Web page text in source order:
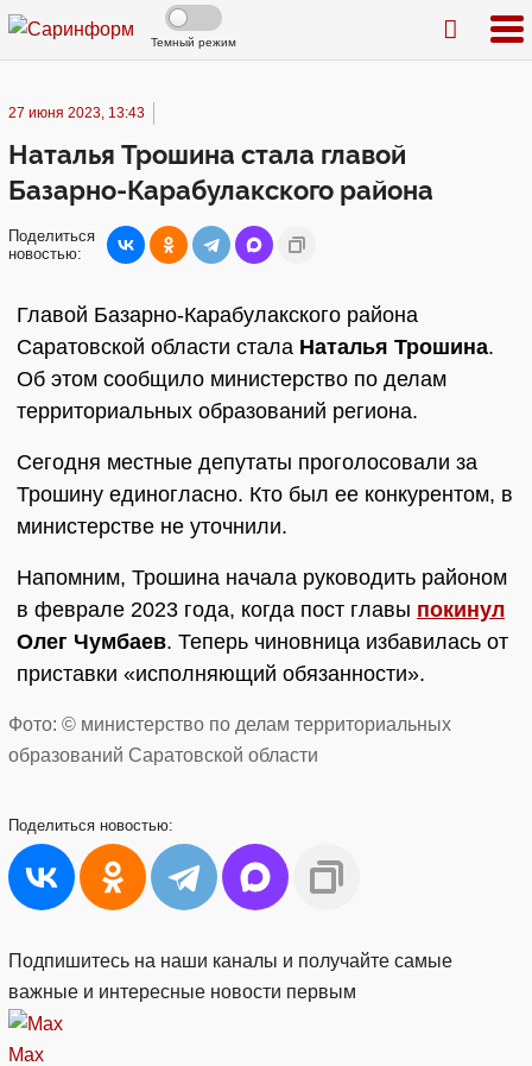
Темный режим
27 июня 2023, 13:43
Наталья Трошина стала главой
Базарно-Карабулакского района
Поделиться
новостью:
Главой Базарно-Карабулакского района
Саратовской области стала Наталья Трошина.
Об этом сообщило министерство по делам
территориальных образований региона.
Сегодня местные депутаты проголосовали за
Трошину единогласно. Кто был ее конкурентом, в
министерстве не уточнили.
Напомним, Трошина начала руководить районом
в феврале 2023 года, когда пост главы покинул
Олег Чумбаев. Теперь чиновница избавилась от
приставки «исполняющий обязанности».
Фото: © министерство по делам территориальных
образований Саратовской области
Поделиться новостью:
Подпишитесь на наши каналы и получайте самые
важные и интересные новости первым
Max